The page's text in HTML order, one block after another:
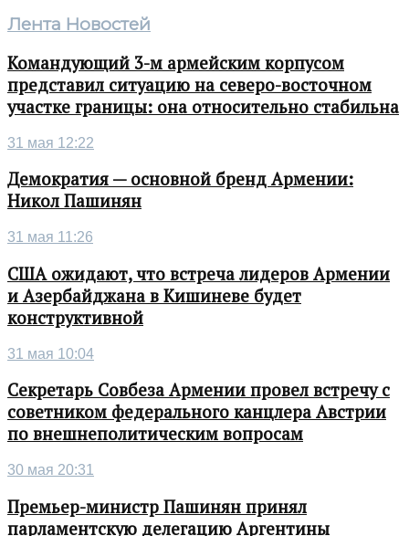
Лента Новостей
Командующий 3-м армейским корпусом
представил ситуацию на северо-восточном
участке границы: она относительно стабильна
31 мая 12:22
Демократия — основной бренд Армении:
Никол Пашинян
31 мая 11:26
США ожидают, что встреча лидеров Армении
и Азербайджана в Кишиневе будет
конструктивной
31 мая 10:04
Секретарь Совбеза Армении провел встречу с
советником федерального канцлера Австрии
по внешнеполитическим вопросам
30 мая 20:31
Премьер-министр Пашинян принял
парламентскую делегацию Аргентины